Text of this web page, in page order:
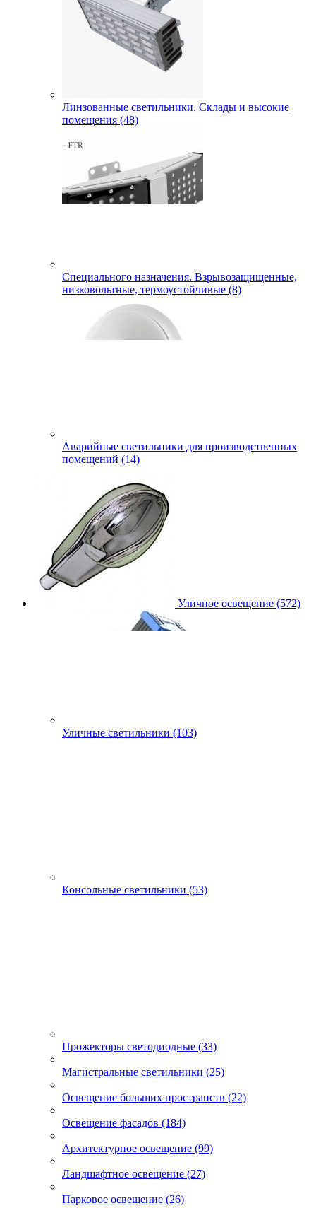
Линзованные светильники. Склады и высокие
помещения (48)
Специального назначения. Взрывозащищенные,
низковольтные, термоустойчивые (8)
Аварийные светильники для производственных
помещений (14)
Уличное освещение (572)
Уличные светильники (103)
Консольные светильники (53)
Прожекторы светодиодные (33)
Магистральные светильники (25)
Освещение больших пространств (22)
Освещение фасадов (184)
Архитектурное освещение (99)
Ландшафтное освещение (27)
Парковое освещение (26)